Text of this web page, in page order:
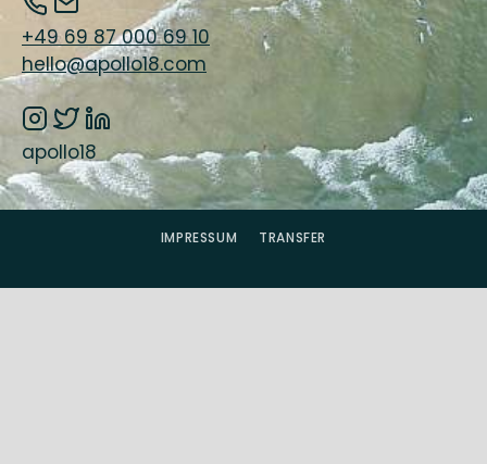
+49 69 87 000 69 10
hello@apollo18.com
apollo18
IMPRESSUM TRANSFER